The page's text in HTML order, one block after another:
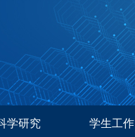
学研究 学生工作